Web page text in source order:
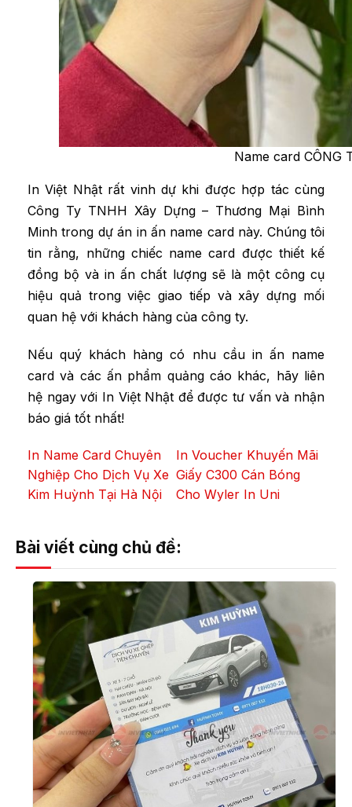
Name card CÔNG
In Việt Nhật rất vinh dự khi được hợp tác cùng
Công Ty TNHH Xây Dựng – Thương Mại Bình
Minh trong dự án in ấn name card này. Chúng tôi
tin rằng, những chiếc name card được thiết kế
đồng bộ và in ấn chất lượng sẽ là một công cụ
hiệu quả trong việc giao tiếp và xây dựng mối
quan hệ với khách hàng của công ty.
Nếu quý khách hàng có nhu cầu in ấn name
card và các ấn phẩm quảng cáo khác, hãy liên
hệ ngay với In Việt Nhật để được tư vấn và nhận
báo giá tốt nhất!
In Name Card Chuyên
Nghiệp Cho Dịch Vụ Xe
Kim Huỳnh Tại Hà Nội
In Voucher Khuyến Mãi
Giấy C300 Cán Bóng
Cho Wyler In Uni
Bài viết cùng chủ đề: